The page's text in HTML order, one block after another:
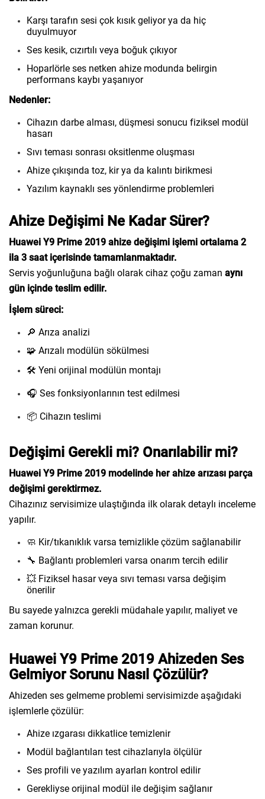
Karşı tarafın sesi çok kısık geliyor ya da hiç
duyulmuyor
Ses kesik, cızırtılı veya boğuk çıkıyor
Hoparlörle ses netken ahize modunda belirgin
performans kaybı yaşanıyor
Nedenler:
Cihazın darbe alması, düşmesi sonucu fiziksel modül
hasarı
Sıvı teması sonrası oksitlenme oluşması
Ahize çıkışında toz, kir ya da kalıntı birikmesi
Yazılım kaynaklı ses yönlendirme problemleri
Ahize Değişimi Ne Kadar Sürer?
Huawei Y9 Prime 2019 ahize değişimi işlemi ortalama 2
ila 3 saat içerisinde tamamlanmaktadır.
Servis yoğunluğuna bağlı olarak cihaz çoğu zaman aynı
gün içinde teslim edilir.
İşlem süreci:
🔎 Arıza analizi
🧩 Arızalı modülün sökülmesi
🛠️ Yeni orijinal modülün montajı
🎧 Ses fonksiyonlarının test edilmesi
📦 Cihazın teslimi
Değişimi Gerekli mi? Onarılabilir mi?
Huawei Y9 Prime 2019 modelinde her ahize arızası parça
değişimi gerektirmez.
Cihazınız servisimize ulaştığında ilk olarak detaylı inceleme
yapılır.
🧼 Kir/tıkanıklık varsa temizlikle çözüm sağlanabilir
🔧 Bağlantı problemleri varsa onarım tercih edilir
💥 Fiziksel hasar veya sıvı teması varsa değişim
önerilir
Bu sayede yalnızca gerekli müdahale yapılır, maliyet ve
zaman korunur.
Huawei Y9 Prime 2019 Ahizeden Ses
Gelmiyor Sorunu Nasıl Çözülür?
Ahizeden ses gelmeme problemi servisimizde aşağıdaki
işlemlerle çözülür:
Ahize ızgarası dikkatlice temizlenir
Modül bağlantıları test cihazlarıyla ölçülür
Ses profili ve yazılım ayarları kontrol edilir
Gerekliyse orijinal modül ile değişim sağlanır